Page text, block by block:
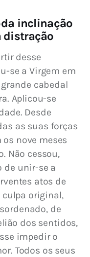
inclinação
distração
desse
se a Virgem em
cabedal
Aplicou-se
Desde
as suas forças
nove meses
Não cessou,
de unir-se a
atos de
culpa original,
de
dos sentidos,
impedir o
Todos os seus